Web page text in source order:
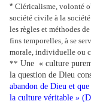
* Cléricalisme, volonté
société civile à la
les règles et méthodes
fins temporelles, à se
morale, individuelle ou
** Une « culture
la question de Dieu
abandon de Dieu et
la culture véritable »